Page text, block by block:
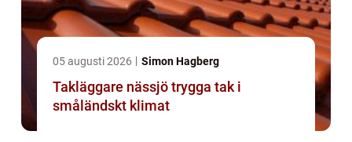
05 augusti 2026 Simon Hagberg
Takläggare nässjö trygga tak i
småländskt klimat